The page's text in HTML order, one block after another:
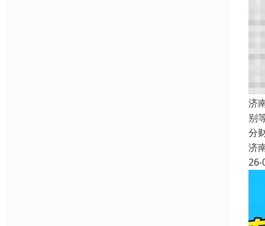
济
别
分
济
26-